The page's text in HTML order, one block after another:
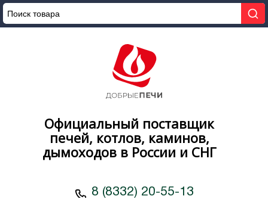
Официальный поставщик
печей, котлов, каминов,
дымоходов в России и СНГ
8 (8332) 20-55-13